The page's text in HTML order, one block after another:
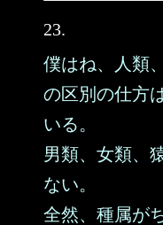
23.
僕はね、人類
の区別の仕方
いる。
男類、女類、
ない。
全然、種属が